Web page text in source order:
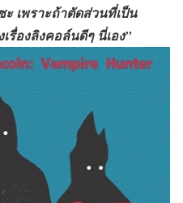
ะ เพราะถ้าตัดส่วนที่เป็น
องลิงคอล์นดีๆ นี่เอง”